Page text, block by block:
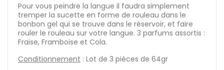
Pour vous peindre la langue il faudra simplement
tremper la sucette en forme de rouleau dans le
bonbon gel qui se trouve dans le réservoir, et faire
rouler le rouleau sur votre langue. 3 parfums assortis :
Fraise, Framboise et Cola.
Conditionnement : Lot de 3 pièces de 64gr